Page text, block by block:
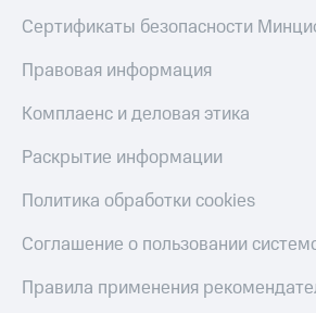
Сертификаты безопасности
Правовая информация
Комплаенс и деловая этика
Раскрытие информации
Политика обработки cookies
Соглашение о пользовании
Правила применения